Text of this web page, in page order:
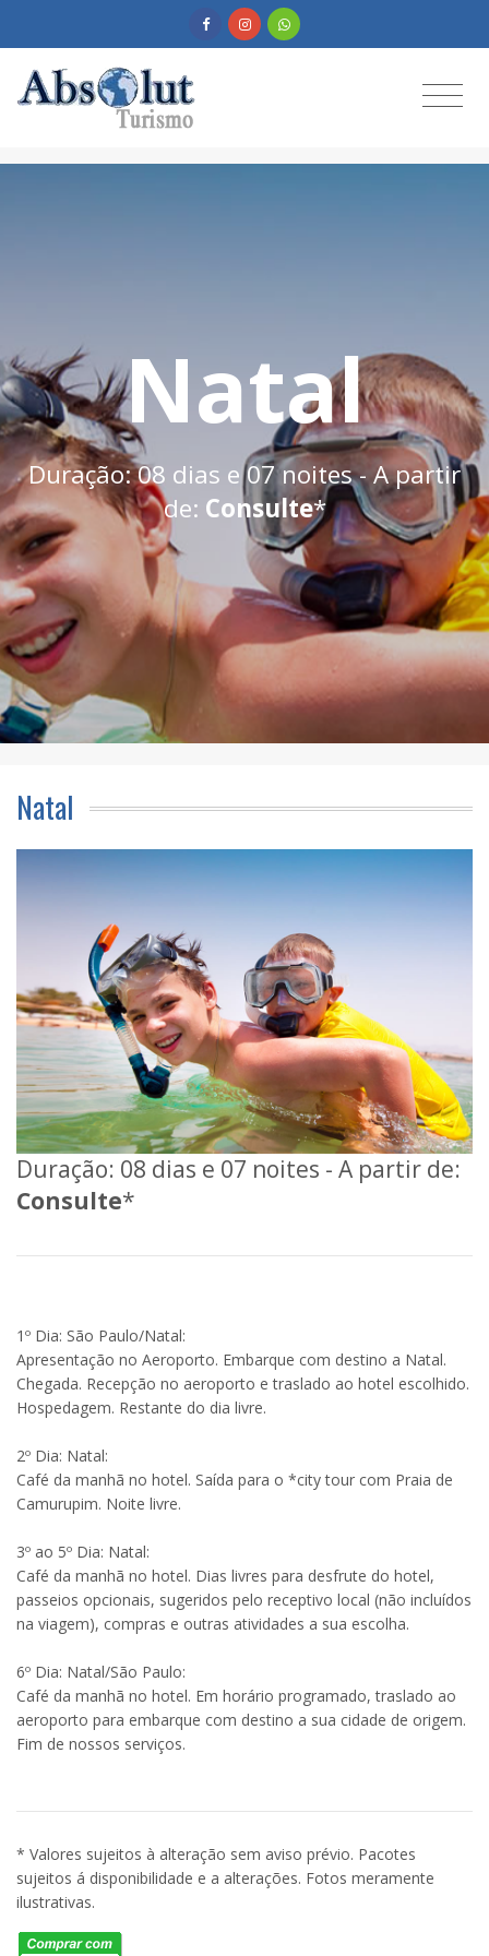
Natal
Duração: 08 dias e 07 noites - A partir
de: Consulte*
Natal
Duração: 08 dias e 07 noites - A partir de:
Consulte*
1º Dia: São Paulo/Natal:
Apresentação no Aeroporto. Embarque com destino a Natal.
Chegada. Recepção no aeroporto e traslado ao hotel escolhido.
Hospedagem. Restante do dia livre.
2º Dia: Natal:
Café da manhã no hotel. Saída para o *city tour com Praia de
Camurupim. Noite livre.
3º ao 5º Dia: Natal:
Café da manhã no hotel. Dias livres para desfrute do hotel,
passeios opcionais, sugeridos pelo receptivo local (não incluídos
na viagem), compras e outras atividades a sua escolha.
6º Dia: Natal/São Paulo:
Café da manhã no hotel. Em horário programado, traslado ao
aeroporto para embarque com destino a sua cidade de origem.
Fim de nossos serviços.
* Valores sujeitos à alteração sem aviso prévio. Pacotes
sujeitos á disponibilidade e a alterações. Fotos meramente
ilustrativas.